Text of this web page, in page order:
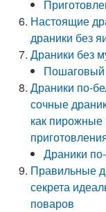
Настоящие
драники без
Драники без
Пошаговый
Драники по-
сочные
как
Драники
Правильные
секрета
поваров